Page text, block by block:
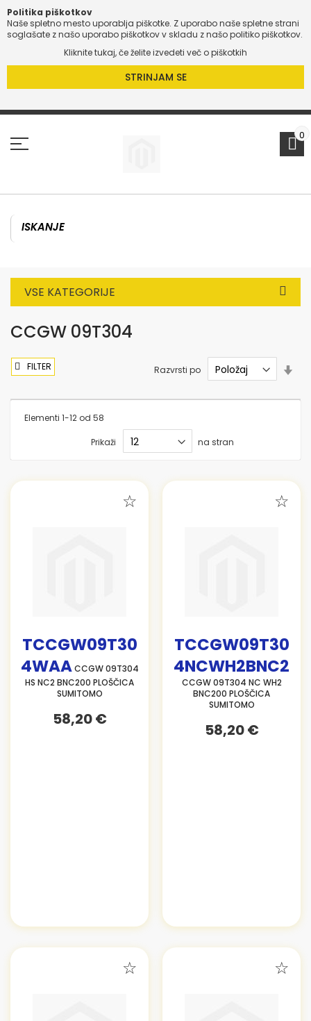
Politika piškotkov
Naše spletno mesto uporablja piškotke. Z uporabo naše spletne strani
soglašate z našo uporabo piškotkov v skladu z našo politiko piškotkov.
Kliknite tukaj, če želite izvedeti več o piškotkih
STRINJAM SE
Preskoči
0
VSE KATEGORIJE
CCGW 09T304
Elementi 1-12 od 58
Prikaži na stran
Razvrsti po
TCCGW09T30
4WAACCGW 09T304
HS NC2 BNC200 PLOŠČICA
SUMITOMO
58,20 €
TCCGW09T30
4NCWH2BNC2
CCGW 09T304 NC WH2
BNC200 PLOŠČICA
SUMITOMO
58,20 €
FILTER